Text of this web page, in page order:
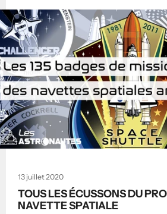
13 juillet 2020
TOUS LES ÉCUSSONS DU
NAVETTE SPATIALE